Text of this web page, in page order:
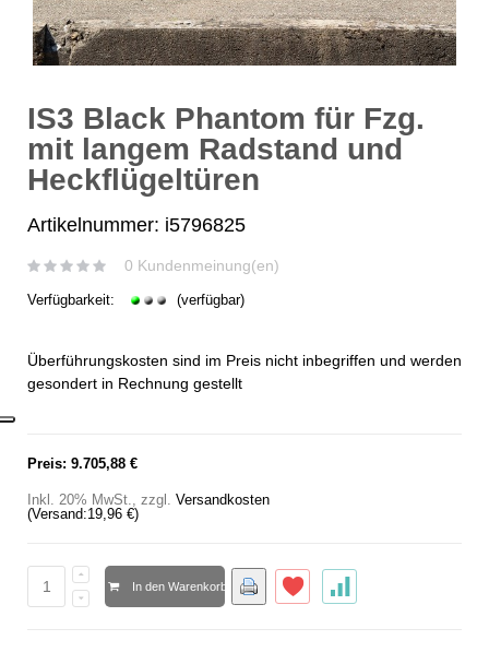
IS3 Black Phantom für Fzg.
mit langem Radstand und
Heckflügeltüren
Artikelnummer: i5796825
0 Kundenmeinung(en)
Verfügbarkeit: (verfügbar)
Überführungskosten sind im Preis nicht inbegriffen und werden
gesondert in Rechnung gestellt
Preis: 9.705,88 €
Inkl. 20% MwSt., zzgl. Versandkosten
(Versand:19,96 €)
In den Warenkorb